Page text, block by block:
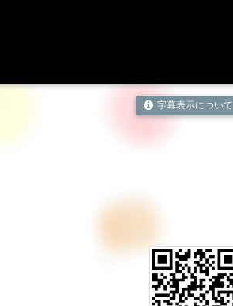
字幕表示について